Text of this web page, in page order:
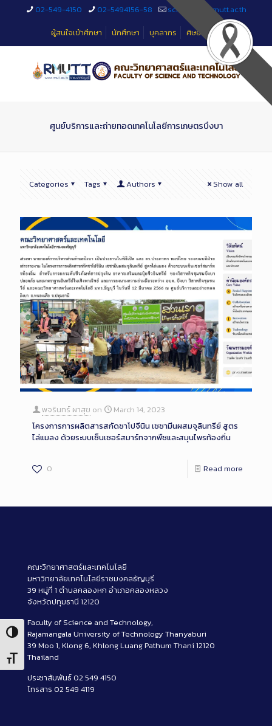
Toggle High Contrast
Toggle Font size
02-549-4150 02-5494156-58
sciteched@rmutt.ac.th
ผู้สนใจเข้าศึกษา
นักศึกษา บุคลากร ศิษย์เก่า
ศูนย์บริการและถ่ายทอดเทคโนโลยีการเกษตรบึงบา
Categories Tags Authors Show all
พจรินทร์ ผาสุข on
March 14, 2023
โครงการการผลิตสารสกัดซาโปจีนิน เซซามีนผสมจุลินทรีย์ สูตร
ไล่แมลง ด้วยระบบเซ็นเซอร์สมาร์ทจากพืชและสมุนไพรท้องถิ่น
0 Read more
คณะวิทยาศาสตร์และเทคโนโลยี
มหาวิทยาลัยเทคโนโลยีราชมงคลธัญบุรี
39 หมู่ที่ 1 ตำบลคลองหก อำเภอคลองหลวง
จังหวัดปทุมธานี 12120
Faculty of Science and Technology,
Rajamangala University of Technology Thanyaburi
39 Moo 1, Klong 6, Khlong Luang Pathum Thani 12120
Thailand
ประชาสัมพันธ์ 02 549 4150
โทรสาร 02 549 4119